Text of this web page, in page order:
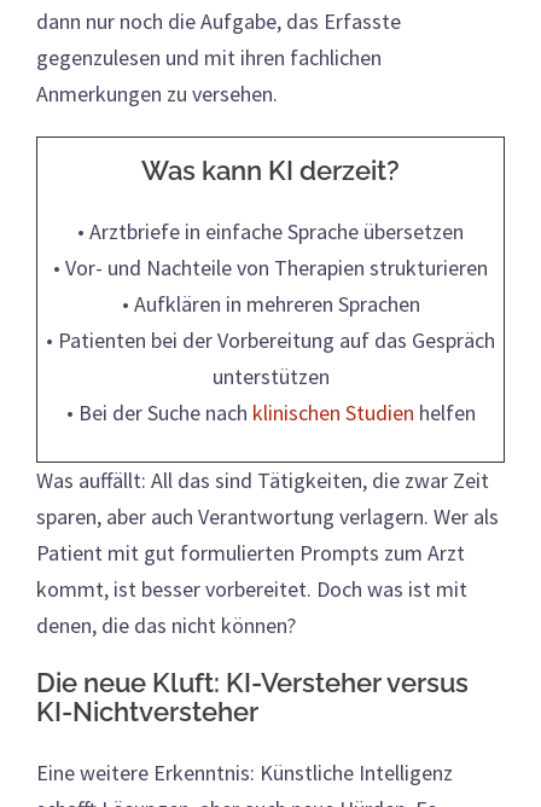
dann nur noch die Aufgabe, das Erfasste
gegenzulesen und mit ihren fachlichen
Anmerkungen zu versehen.
Was kann KI derzeit?
• Arztbriefe in einfache Sprache übersetzen
• Vor- und Nachteile von Therapien strukturieren
• Aufklären in mehreren Sprachen
• Patienten bei der Vorbereitung auf das Gespräch
unterstützen
• Bei der Suche nach klinischen Studien helfen
Was auffällt: All das sind Tätigkeiten, die zwar Zeit
sparen, aber auch Verantwortung verlagern. Wer als
Patient mit gut formulierten Prompts zum Arzt
kommt, ist besser vorbereitet. Doch was ist mit
denen, die das nicht können?
Die neue Kluft: KI-Versteher versus
KI-Nichtversteher
Eine weitere Erkenntnis: Künstliche Intelligenz